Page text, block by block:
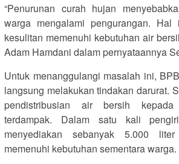
“Penurunan curah hujan
warga mengalami pengurangan. Hal
kesulitan memenuhi kebutuhan air
Adam Hamdani dalam pernyataannya
Untuk menanggulangi masalah ini,
langsung melakukan tindakan darurat.
pendistribusian air bersih
terdampak. Dalam satu kali
menyediakan sebanyak 5.000
memenuhi kebutuhan sementara warga.